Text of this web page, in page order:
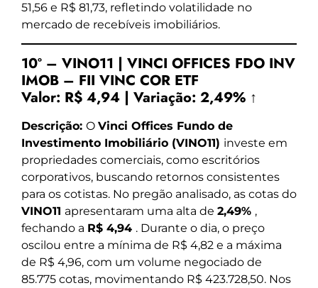
51,56 e R$ 81,73, refletindo volatilidade no
mercado de recebíveis imobiliários.
10º – VINO11 | VINCI OFFICES FDO INV
IMOB – FII VINC COR ETF
Valor: R$ 4,94 | Variação: 2,49% ↑
Descrição: O Vinci Offices Fundo de
Investimento Imobiliário (VINO11) investe em
propriedades comerciais, como escritórios
corporativos, buscando retornos consistentes
para os cotistas. No pregão analisado, as cotas do
VINO11 apresentaram uma alta de 2,49% ,
fechando a R$ 4,94 . Durante o dia, o preço
oscilou entre a mínima de R$ 4,82 e a máxima
de R$ 4,96, com um volume negociado de
85.775 cotas, movimentando R$ 423.728,50. Nos